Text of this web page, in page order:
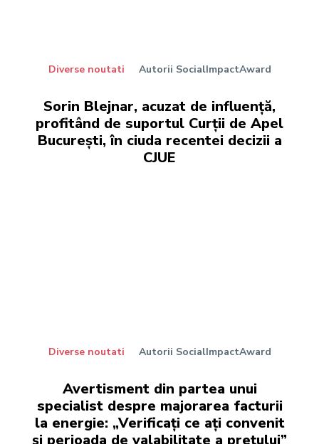
Diverse noutati Autorii SocialImpactAward
Sorin Blejnar, acuzat de influență,
profitând de suportul Curții de Apel
București, în ciuda recentei decizii a
CJUE
Diverse noutati Autorii SocialImpactAward
Avertisment din partea unui
specialist despre majorarea facturii
la energie: „Verificați ce ați convenit